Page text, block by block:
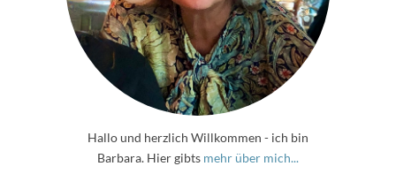
Hallo und herzlich Willkommen - ich bin
Barbara. Hier gibts mehr über mich...